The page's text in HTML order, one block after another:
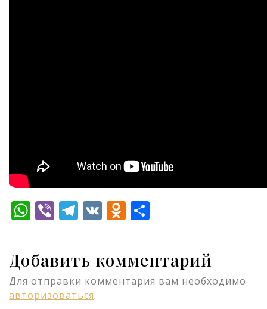
WhatsApp
ViberTelegram
VKOdnoklassniki
Добавить комментарий
Для отправки комментария вам необходимо
авторизоваться.